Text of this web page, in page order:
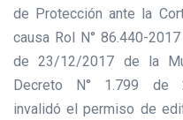
de Protección ante la
causa Rol N° 86.440-
de 23/12/2017 de la
Decreto N° 1.799 de
invalidó el permiso de